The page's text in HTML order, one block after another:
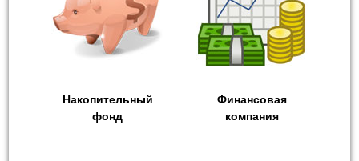
Накопительный
фонд
Финансовая
компания